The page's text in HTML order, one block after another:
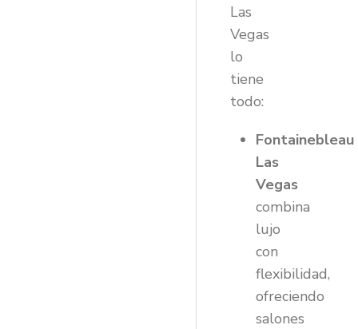
Las
Vegas
lo
tiene
todo:
Fontainebleau
Las
Vegas
combina
lujo
con
flexibilidad,
ofreciendo
salones